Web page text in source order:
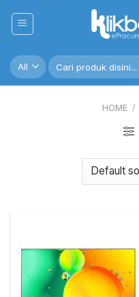
Search
for:
HOME /